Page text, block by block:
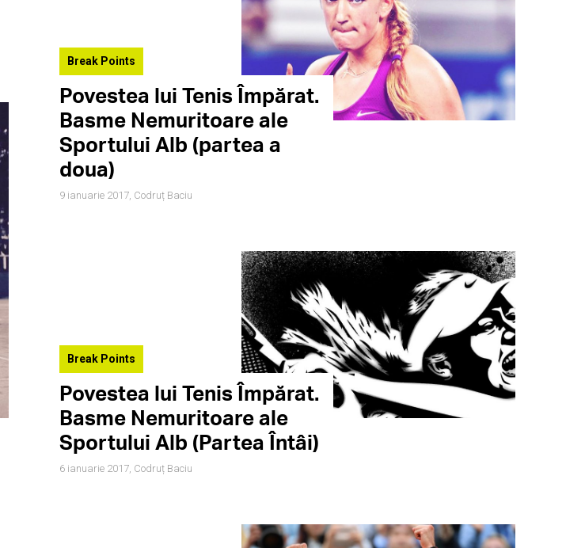
Break Points
Povestea lui Tenis Împărat.
Basme Nemuritoare ale
Sportului Alb (partea a
doua)
9 ianuarie 2017, Codruț Baciu
Break Points
Povestea lui Tenis Împărat.
Basme Nemuritoare ale
Sportului Alb (Partea Întâi)
6 ianuarie 2017, Codruț Baciu